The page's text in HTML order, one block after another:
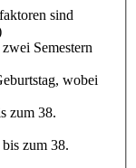
sind
Semestern
wobei
zum 38.
zum 38.